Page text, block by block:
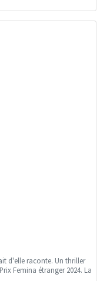
d'elle raconte. Un thriller
Femina étranger 2024. La